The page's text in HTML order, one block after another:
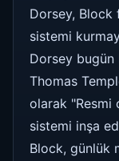
Dorsey, Block
sistemi
Dorsey bugün
Thomas
olarak "Resmi
sistemi inşa
Block, günlük